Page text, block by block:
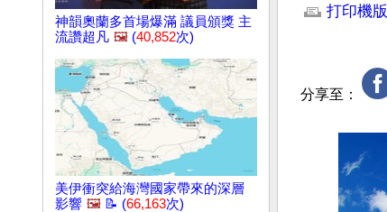
神韻奧蘭多首場爆滿 議員頒獎 主
流讚超凡 🖼️ (40,852次)
美伊衝突給海灣國家帶來的深層
影響 🖼️ 📝 (66,163次)
打印機版
分享至：